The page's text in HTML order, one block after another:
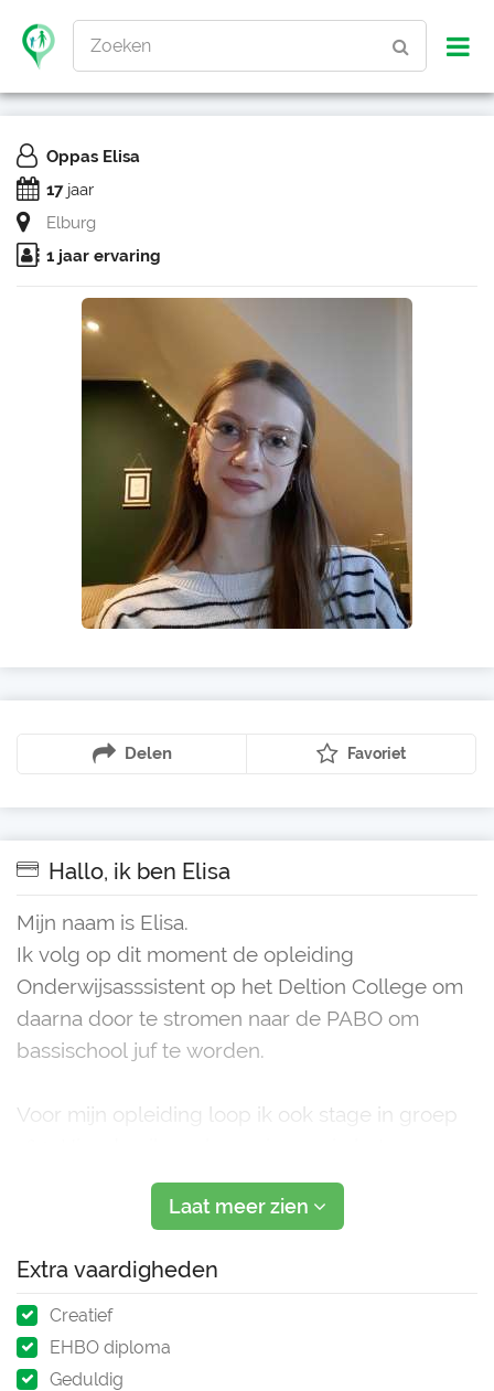
Zoeken
Oppas Elisa
17jaar
Elburg
1 jaar ervaring
Delen Favoriet
Hallo, ik ben Elisa
Mijn naam is Elisa.
Ik volg op dit moment de opleiding
Onderwijsasssistent op het Deltion College om
daarna door te stromen naar de PABO om
bassischool juf te worden.
Voor mijn opleiding loop ik ook stage in groep
begeleiden, spelen en verzorgen van jonge
kinderen. Ik vind het leuk om met kinderen te
Oppassen zie ik
Laat meer zien
Extra vaardigheden
Creatief
EHBO diploma
Geduldig